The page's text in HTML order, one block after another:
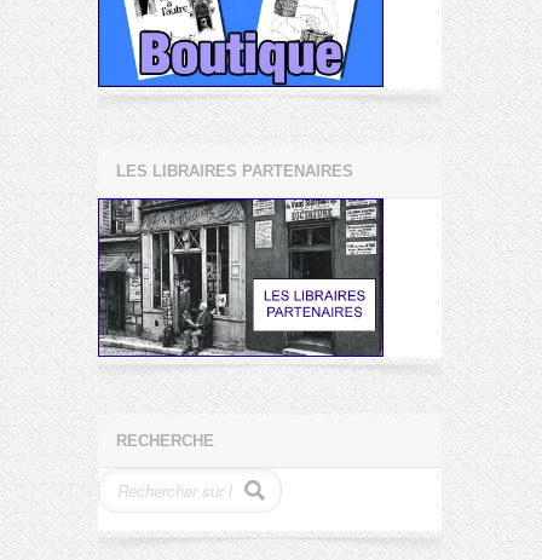
LES LIBRAIRES PARTENAIRES
RECHERCHE